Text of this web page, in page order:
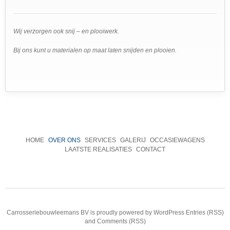
Wij verzorgen ook snij – en plooiwerk.
Bij ons kunt u materialen op maat laten snijden en plooien.
HOME OVER ONS SERVICES GALERIJ
OCCASIEWAGENS
LAATSTE REALISATIES CONTACT
Carrosseriebouwleemans BVis proudly powered by WordPress Entries (RSS)
and Comments (RSS)